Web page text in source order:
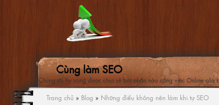
Cùng làm SEO
Chúng tôi hy vọng được chia sẻ bớt phần nào công việc Online của
Trang chủ » Blog » Những điều không nên làm khi tự SEO